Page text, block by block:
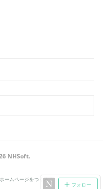
フォロー
NHSoft.
ームページをつくろう